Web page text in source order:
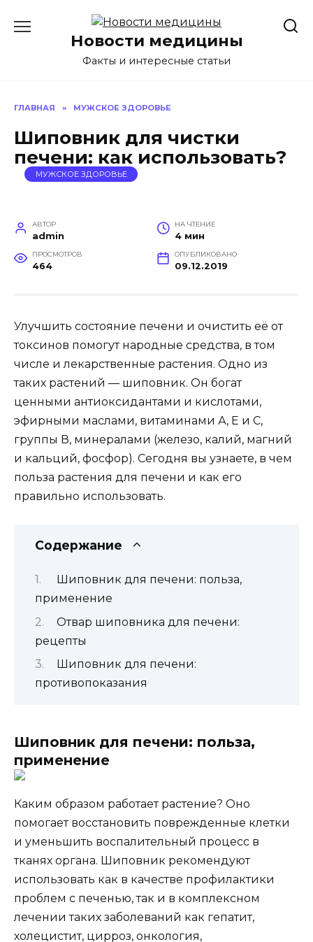
содержаниюНовости медицины
Факты и интересные статьи
ГЛАВНАЯ » МУЖСКОЕ ЗДОРОВЬЕ
Шиповник для чистки
печени: как использовать?
МУЖСКОЕ ЗДОРОВЬЕ
АВТОР
admin
НА ЧТЕНИЕ
4 мин
ПРОСМОТРОВ
464
ОПУБЛИКОВАНО
09.12.2019
Улучшить состояние печени и очистить её от
токсинов помогут народные средства, в том
числе и лекарственные растения. Одно из
таких растений — шиповник. Он богат
ценными антиоксидантами и кислотами,
эфирными маслами, витаминами А, Е и С,
группы В, минералами (железо, калий, магний
и кальций, фосфор). Сегодня вы узнаете, в чем
польза растения для печени и как его
правильно использовать.
Содержание
Шиповник для печени: польза,
применение
Отвар шиповника для печени:
рецепты
Шиповник для печени:
противопоказания
Шиповник для печени: польза,
применение
Каким образом работает растение? Оно
помогает восстановить поврежденные клетки
и уменьшить воспалительный процесс в
тканях органа. Шиповник рекомендуют
использовать как в качестве профилактики
проблем с печенью, так и в комплексном
лечении таких заболеваний как гепатит,
холецистит, цирроз, онкология,